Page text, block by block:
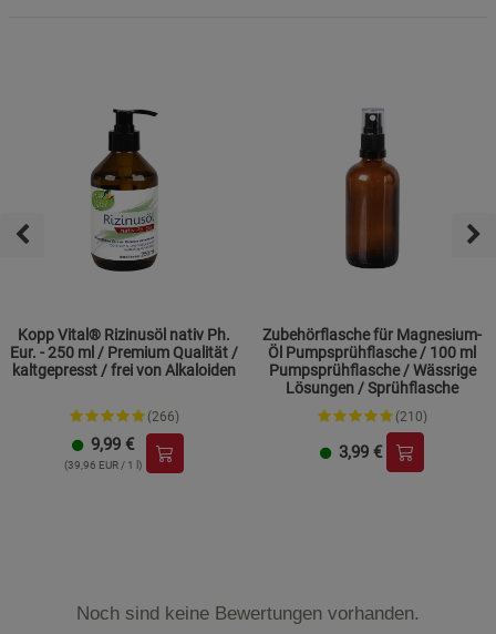
Kopp Vital® Rizinusöl nativ Ph.
Eur. - 250 ml / Premium Qualität /
kaltgepresst / frei von Alkaloiden
(266)
9,99 €
(39,96 EUR / 1 l)
Zubehörflasche für Magnesium-
Öl Pumpsprühflasche / 100 ml
Pumpsprühflasche / Wässrige
Lösungen / Sprühflasche
(210)
3,99 €
Noch sind keine Bewertungen vorhanden.